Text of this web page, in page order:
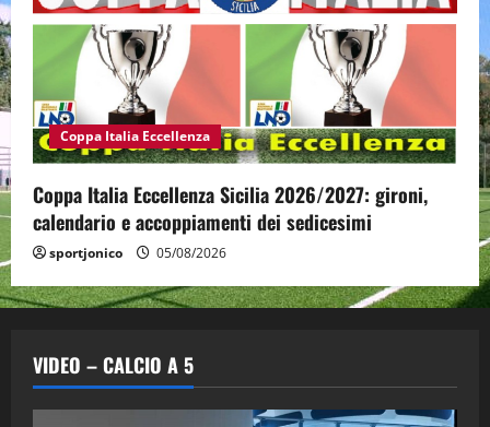
Coppa Italia Eccellenza
Coppa Italia Eccellenza Sicilia 2026/2027: gironi,
calendario e accoppiamenti dei sedicesimi
sportjonico 05/08/2026
VIDEO – CALCIO A 5